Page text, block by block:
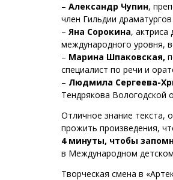
– Александр Чупин,
член Гильдии
– Яна Сорокина, актриса
международного уровня,
– Марина Шпаковская,
специалист по речи и
– Людмила Сергеева-
Тендрякова Вологодской
Отличное знание текста,
прожить произведения,
4 минуты, чтобы
в Международном
Творческая смена в